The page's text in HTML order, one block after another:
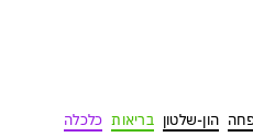
הון-שלטון בריאות כלכלה